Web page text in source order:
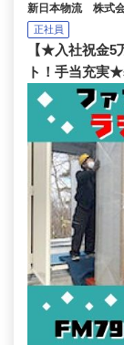
新日本物流 株式会
正社員
【★入社祝金5
ト！手当充実